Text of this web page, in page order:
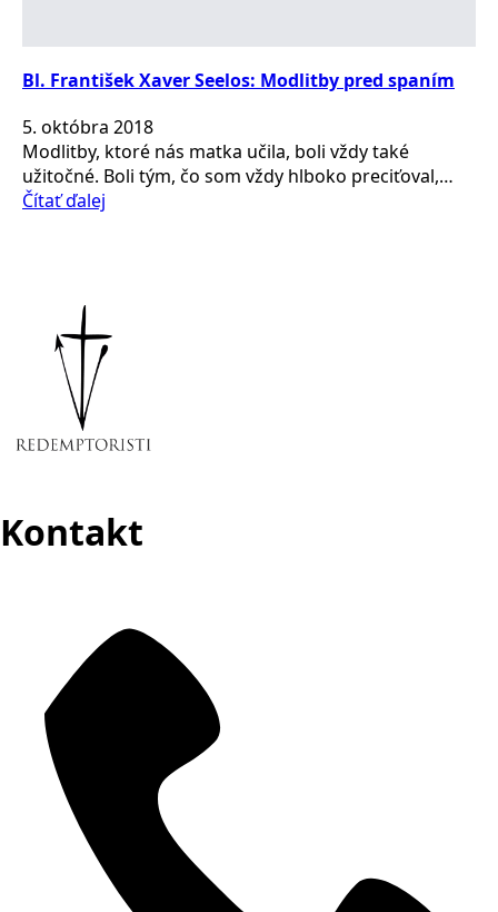
Bl. František Xaver Seelos: Modlitby pred spaním
5. októbra 2018
Modlitby, ktoré nás matka učila, boli vždy také
užitočné. Boli tým, čo som vždy hlboko preciťoval,…
Čítať ďalej
Kontakt